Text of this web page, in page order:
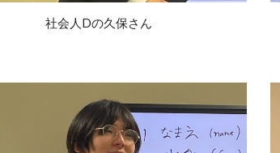
社会人Dの久保さん